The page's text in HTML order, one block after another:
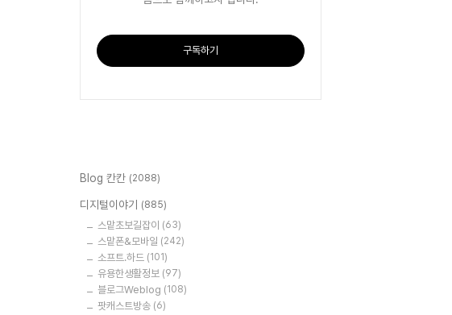
구독하기
Blog 칸칸 (2088)
디지털이야기 (885)
스맡초보길잡이 (63)
스맡폰&모바일 (242)
소프트.하드 (101)
유용한생활정보 (97)
블로그Weblog (108)
팟캐스트방송 (6)